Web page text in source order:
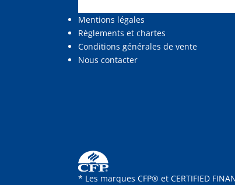
Mentions légales
Règlements et chartes
Conditions générales de vente
Nous contacter
* Les marques CFP® et CERTIFIED